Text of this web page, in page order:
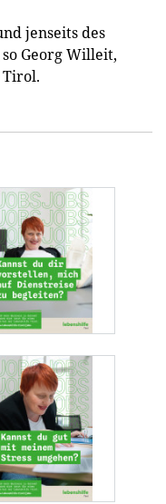
jenseits des
Georg Willeit,